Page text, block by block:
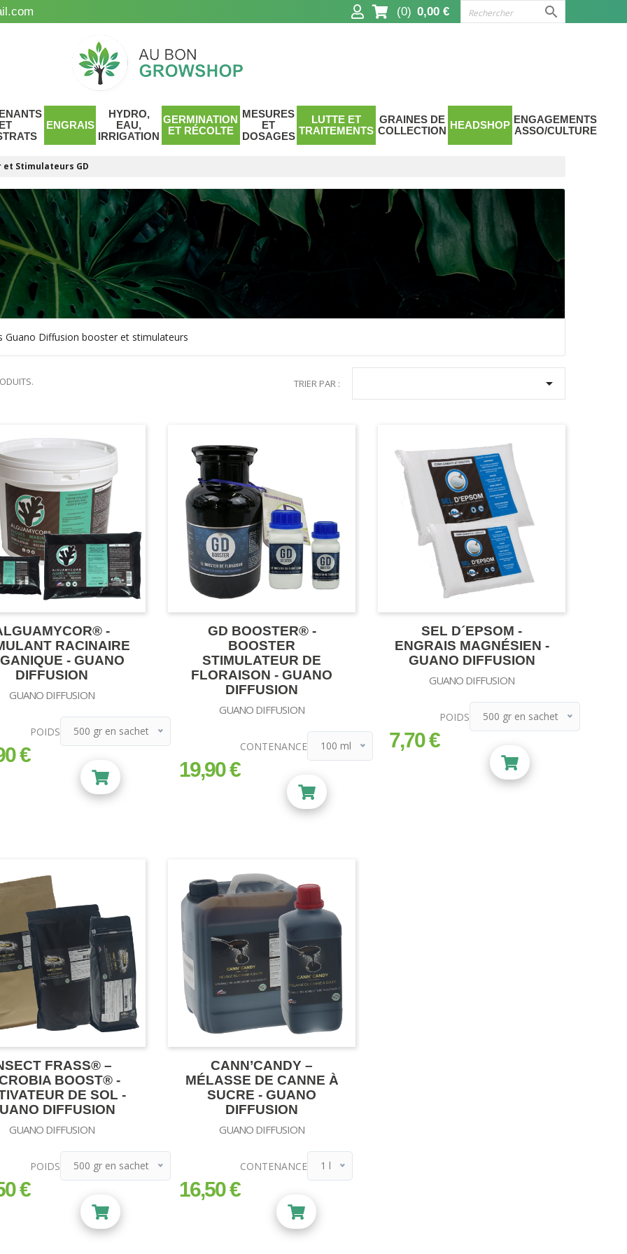
(0) 0,00 € 
ET
ENGRAIS
HYDRO,
EAU,
IRRIGATION
GERMINATION
ET RÉCOLTE
MESURES
ET
DOSAGES
LUTTE ET
TRAITEMENTS
GRAINES DE
COLLECTION HEADSHOP ENGAGEMENTS
ASSO/CULTURE
et Stimulateurs GD
BOOSTER ET STIMULATEURS GD
Guano Diffusion booster et stimulateurs
TRIER PAR : 
-
RACINAIRE
- GUANO
DIFFUSION
GUANO DIFFUSION
€
POIDS 500 gr en sachet
500 gr en sachet
2 kg en sceau
GD BOOSTER® -
BOOSTER
STIMULATEUR DE
FLORAISON - GUANO
DIFFUSION
GUANO DIFFUSION
prix
19,90 €
CONTENANCE 100 ml
100 ml
500 ml
SEL D´EPSOM -
ENGRAIS MAGNÉSIEN -
GUANO DIFFUSION
GUANO DIFFUSION
prix
7,70 €
POIDS 500 gr en sachet
500 gr en sachet
FRASS® –
BOOST® -
DE SOL -
DIFFUSION
GUANO DIFFUSION
€
POIDS 500 gr en sachet
500 gr en sachet
4 kg
CANN’CANDY –
MÉLASSE DE CANNE À
SUCRE - GUANO
DIFFUSION
GUANO DIFFUSION
prix
16,50 €
CONTENANCE 1 l
1 l